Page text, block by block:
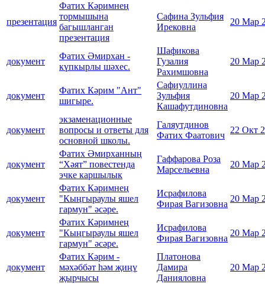
презентация
Фатих Кәримнең
тормышына
багышланган
презентация
Сафина Зульфия
Ирековна
20 Мар
документ
Фатих Әмирхан -
күпкырлы шәхес.
Шафикова
Гузалия
Рахимшовна
20 Мар
документ
Фатих Кәрим "Ант"
шигыре.
Сафиуллина
Зульфия
Кашафутдиновна
20 Мар
документ
экзаменационные
вопросы и ответы для
основной школы.
Галяутдинов
Фатих Фаатович
22 Окт
документ
Фатих Әмирханның
“Хәят” повестенда
эчке каршылык
Гаффарова Роза
Марсельевна
20 Мар
документ
Фатих Кәримнең
"Кыңгыраулы яшел
гармун" әсәре.
Исрафилова
Фирая Вагизовна
20 Мар
документ
Фатих Кәримнең
"Кыңгыраулы яшел
гармун" әсәре.
Исрафилова
Фирая Вагизовна
20 Мар
документ
Фатих Кәрим -
мәхәббәт һәм җиңү
җырчысы
Платонова
Дамира
Данияловна
20 Мар